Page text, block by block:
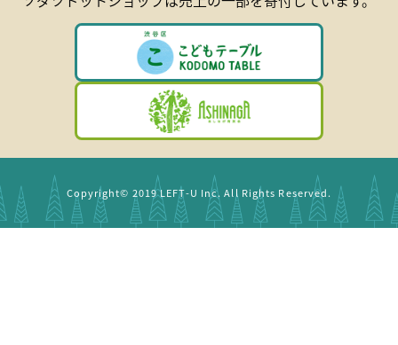
Copyright© 2019 LEFT-U Inc. All Rights Reserved.